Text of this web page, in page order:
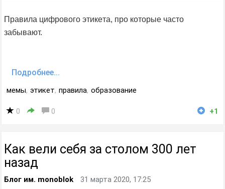
Правила цифрового этикeта, про которые часто
забывают.
Подробнее...
мемы, этикет, правила, образование
0 0 +1
Как вели себя за столом 300 лет
назад
Блог им. monoblok 31 марта 2020, 17:25